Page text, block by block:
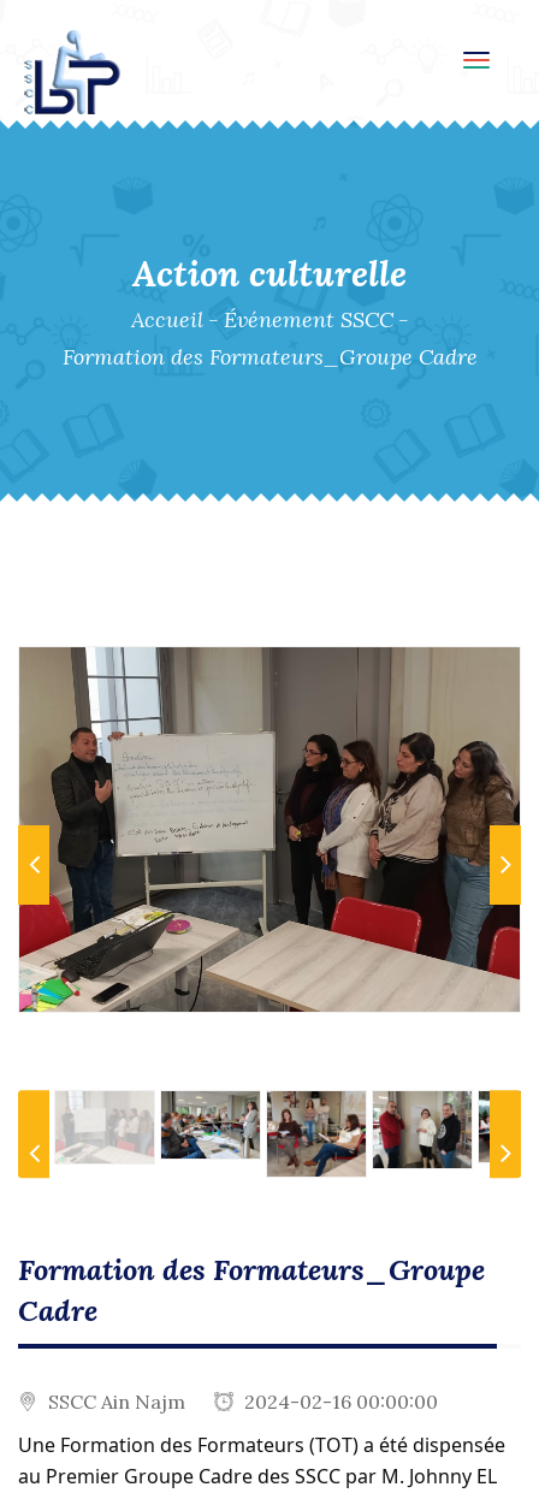
Action culturelle
Accueil - Événement SSCC -
Formation des Formateurs_Groupe Cadre
Previous
Formation des Formateurs_Groupe
Cadre
SSCC Ain Najm 2024-02-16 00:00:00
Une Formation des Formateurs (TOT) a été dispensée
au Premier Groupe Cadre des SSCC par M. Johnny EL